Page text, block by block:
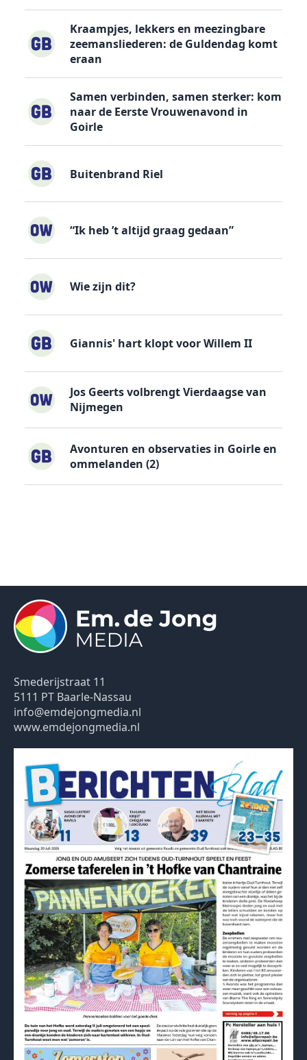
Kraampjes, lekkers en meezingbare
zeemansliederen: de Guldendag komt
eraan
Samen verbinden, samen sterker: kom
naar de Eerste Vrouwenavond in
Goirle
Buitenbrand Riel
“Ik heb ’t altijd graag gedaan”
Wie zijn dit?
Giannis' hart klopt voor Willem II
Jos Geerts volbrengt Vierdaagse van
Nijmegen
Avonturen en observaties in Goirle en
ommelanden (2)
Smederijstraat 11
5111 PT Baarle-Nassau
info@emdejongmedia.nl
www.emdejongmedia.nl